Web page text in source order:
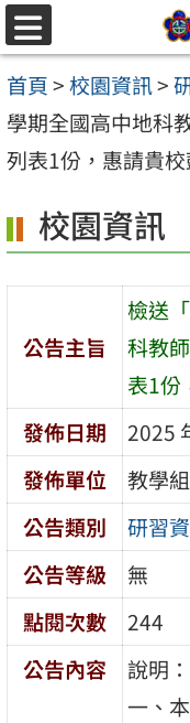
跳至主要內容區
選
單
首頁>校園資訊>
學期全國高中地科
列表1份，惠請貴
校園資訊
公告主旨
檢送
科教
表1份
發佈日期
2025
發佈單位
教學組
公告類別
研習
公告等級
無
點閱次數
244
公告內容
說明：
一、